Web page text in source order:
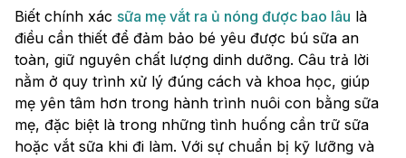
Biết chính xác sữa mẹ vắt ra ủ nóng được bao lâu là
điều cần thiết để đảm bảo bé yêu được bú sữa an
toàn, giữ nguyên chất lượng dinh dưỡng. Câu trả lời
nằm ở quy trình xử lý đúng cách và khoa học, giúp
mẹ yên tâm hơn trong hành trình nuôi con bằng sữa
mẹ, đặc biệt là trong những tình huống cần trữ sữa
hoặc vắt sữa khi đi làm. Với sự chuẩn bị kỹ lưỡng và